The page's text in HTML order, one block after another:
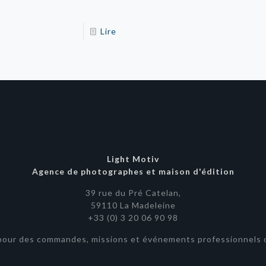
Lire
Light Motiv
Agence de photographes et maison d'édition
39 rue du Pré Catelan,
59110 La Madeleine
+33 (0) 3 20 06 90 98
des commandes, missions et événements